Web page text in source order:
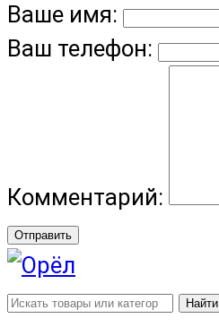
Ваше имя:
Ваш телефон:
Комментарий:
Отправить
Найти